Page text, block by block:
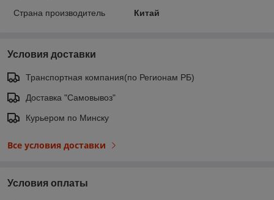
Страна производитель
Китай
Условия доставки
Транспортная компания(по Регионам РБ)
Доставка "Самовывоз"
Курьером по Минску
Все условия доставки
Условия оплаты